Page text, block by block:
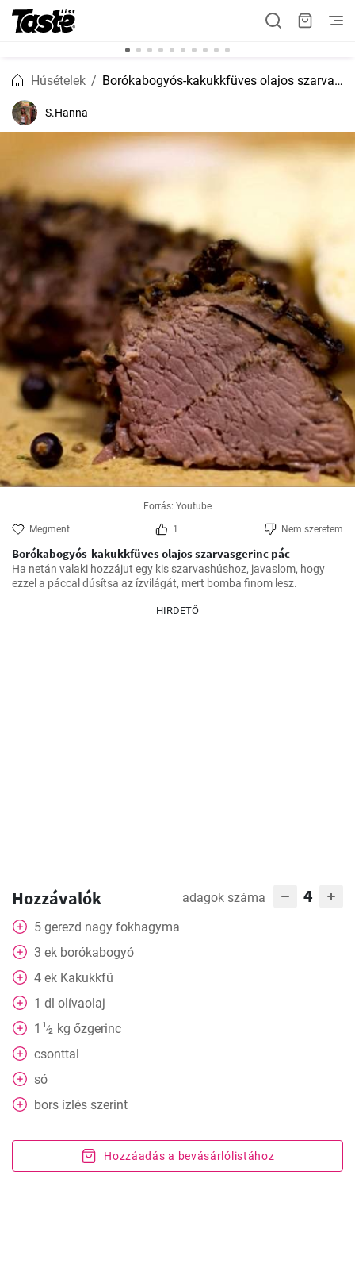
Húsételek Borókabogyós-kakukkfüves olajos szarvasgerinc pác
S.Hanna
Forrás: Youtube
Megment 1 Nem szeretem
Borókabogyós-kakukkfüves olajos szarvasgerinc pác
Ha netán valaki hozzájut egy kis szarvashúshoz, javaslom, hogy
ezzel a páccal dúsítsa az ízvilágát, mert bomba finom lesz.
HIRDETŐ
Hozzávalók adagok száma 4
5 gerezd nagy fokhagyma
3 ek borókabogyó
4 ek Kakukkfű
1 dl olívaolaj
1 1⁄2 kg őzgerinc
csonttal
só
bors ízlés szerint
Hozzáadás a bevásárlólistához